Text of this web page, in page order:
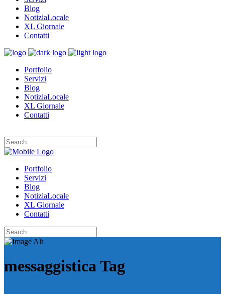
Blog
NotiziaLocale
XL Giornale
Contatti
Portfolio
Servizi
Blog
NotiziaLocale
XL Giornale
Contatti
Portfolio
Servizi
Blog
NotiziaLocale
XL Giornale
Contatti
messaggistica Tag